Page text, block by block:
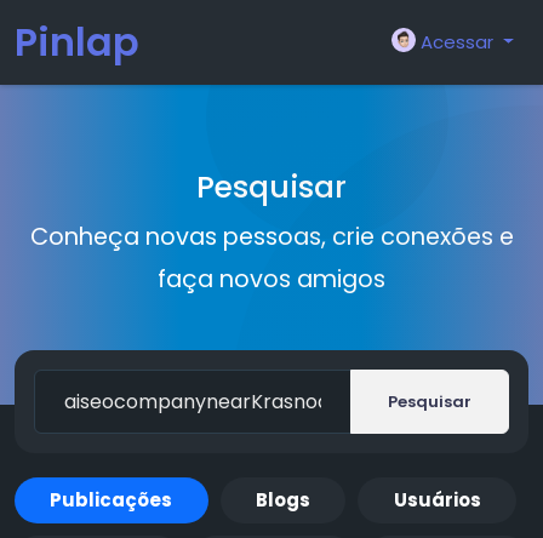
Pinlap Acessar
Pesquisar
Conheça novas pessoas, crie conexões e
faça novos amigos
Pesquisar
Publicações Blogs Usuários